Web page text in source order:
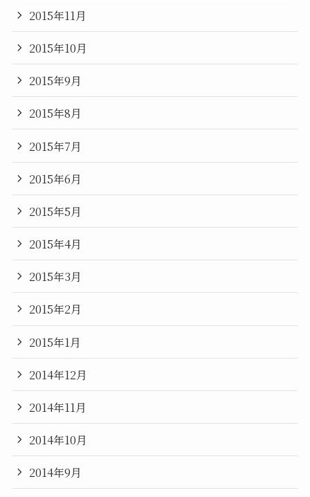
2015年11月
2015年10月
2015年9月
2015年8月
2015年7月
2015年6月
2015年5月
2015年4月
2015年3月
2015年2月
2015年1月
2014年12月
2014年11月
2014年10月
2014年9月